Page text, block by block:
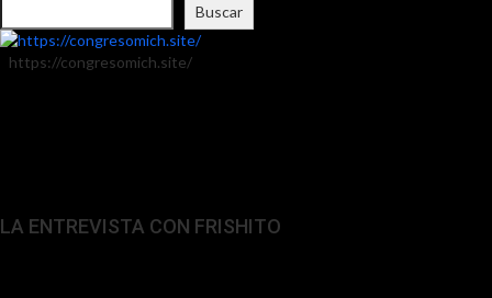
Buscar
https://congresomich.site/
LA ENTREVISTA CON FRISHITO